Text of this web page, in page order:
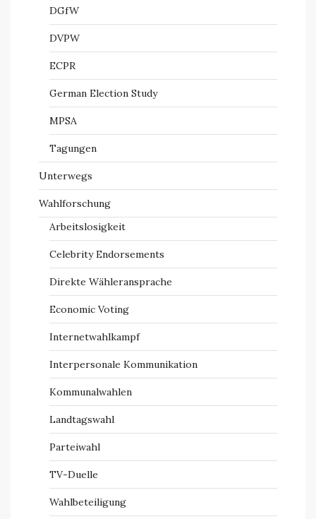
DGfW
DVPW
ECPR
German Election Study
MPSA
Tagungen
Unterwegs
Wahlforschung
Arbeitslosigkeit
Celebrity Endorsements
Direkte Wähleransprache
Economic Voting
Internetwahlkampf
Interpersonale Kommunikation
Kommunalwahlen
Landtagswahl
Parteiwahl
TV-Duelle
Wahlbeteiligung